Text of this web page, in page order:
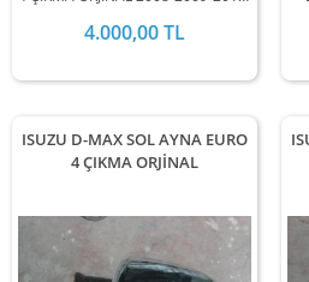
STOKLARIMIZDA MEVCUTTUR.
4.000,00 TL
ISUZU D-MAX SOL AYNA EURO
4 ÇIKMA ORJİNAL